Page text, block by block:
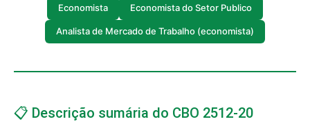
Economista Economista do Setor Publico
Analista de Mercado de Trabalho (economista)
📋 Descrição sumária do CBO 2512-20